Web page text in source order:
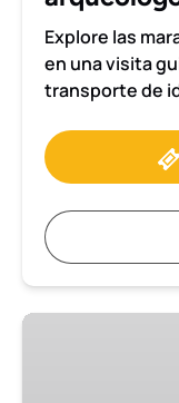
arqueólogo
Explore las
en una visita
transporte de
Pompeya